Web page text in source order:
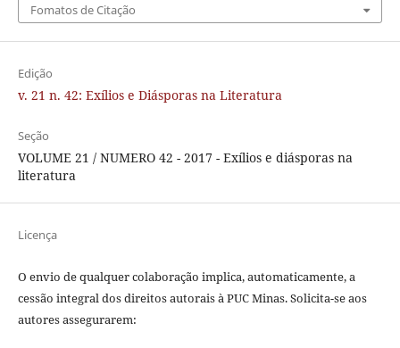
Fomatos de Citação
Edição
v. 21 n. 42: Exílios e Diásporas na Literatura
Seção
VOLUME 21 / NUMERO 42 - 2017 - Exílios e diásporas na
literatura
Licença
O envio de qualquer colaboração implica, automaticamente, a
cessão integral dos direitos autorais à PUC Minas. Solicita-se aos
autores assegurarem: